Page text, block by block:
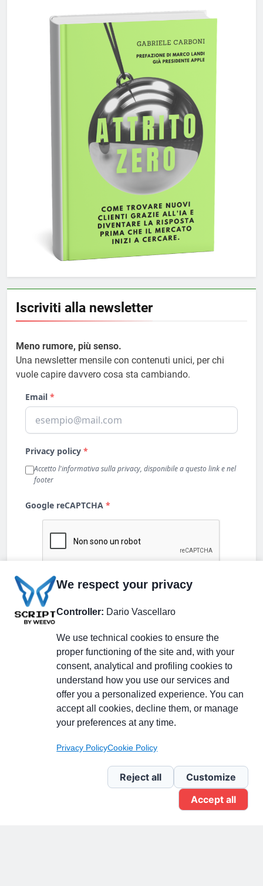
Iscriviti alla newsletter
Meno rumore, più senso.
Una newsletter mensile con contenuti unici, per chi
vuole capire davvero cosa sta cambiando.
Partecipa alla discussione
Pagina Linkedin
Newsletter Linkedin
We respect your privacy
Controller: Dario Vascellaro
We use technical cookies to ensure the
proper functioning of the site and, with your
consent, analytical and profiling cookies to
understand how you use our services and
offer you a personalized experience. You can
accept all cookies, decline them, or manage
your preferences at any time.
Privacy PolicyCookie Policy
Reject all
Customize
Accept all